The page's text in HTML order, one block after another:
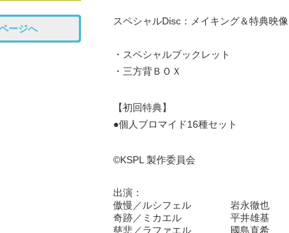
ージへ
スペシャルDisc：メイキング＆特典映像
・スペシャルブックレット
・三方背ＢＯＸ
【初回特典】
●個人ブロマイド16種セット
©KSPL 製作委員会
出演：
傲慢／ルシフェル 岩永徹也
奇跡／ミカエル 平井雄基
慈悲／ラファエル 國島直希